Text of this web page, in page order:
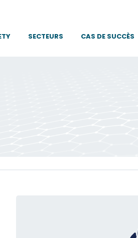
SECTEURS CAS DE SUCCÈS